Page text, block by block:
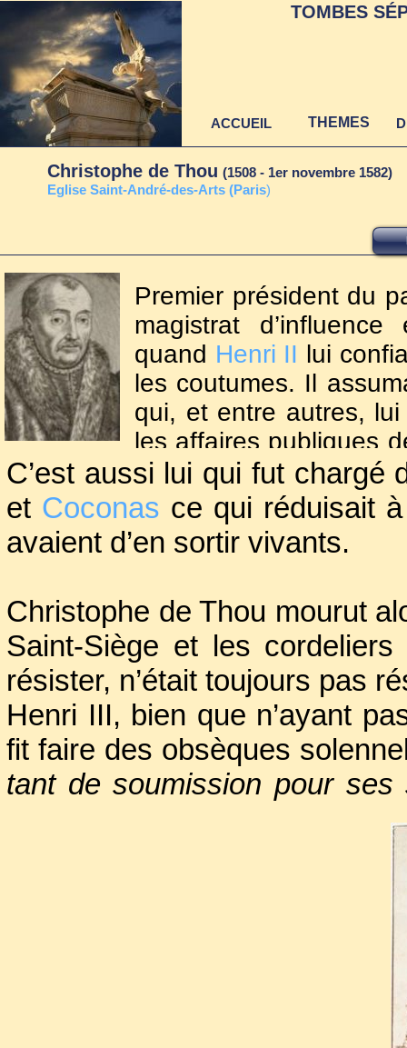
Premier président du
magistrat
quand Henri II lui
les coutumes. Il
qui, et entre autres,
les affaires publiques
II ,Charles IX etHenri
Cet homme sévère,
catholique gallican
Réformés, n’en
Saint-Barthélemy et
en France des
peu compatibles avec
royale dont il fut
Christophe de Thou (1508 - 1er novembre 1582)
Eglise Saint-André-des-Arts (Paris)
C’est aussi lui qui fut chargé
et Coconas ce qui réduisait
avaient d’en sortir vivants.
Christophe de Thou mourut
Saint-Siège et les
résister, n’était toujours pas
Henri III, bien que n’ayant
fit faire des obsèques
tant de soumission pour
sa personne, qu’on a cru,
aurait été seul capable
Christophe de Thou fut
TOMBES
ACCUEIL THEMES